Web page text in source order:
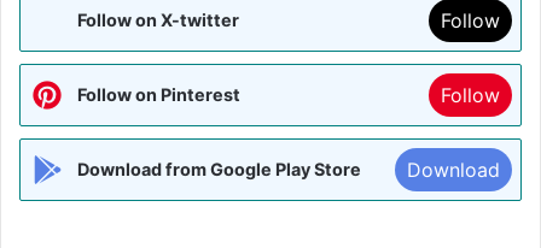
Follow on X-twitter Follow
Follow on Pinterest Follow
Download from Google Play Store Download